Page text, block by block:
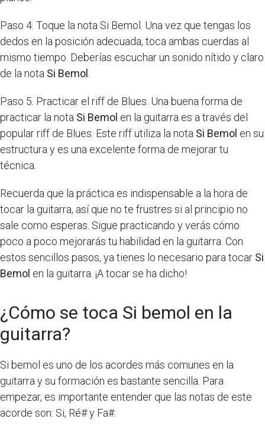
Paso 4. Toque la nota Si Bemol. Una vez que tengas los
dedos en la posición adecuada, toca ambas cuerdas al
mismo tiempo. Deberías escuchar un sonido nítido y claro
de la nota Si Bemol .
Paso 5. Practicar el riff de Blues. Una buena forma de
practicar la nota Si Bemol en la guitarra es a través del
popular riff de Blues. Este riff utiliza la nota Si Bemol en su
estructura y es una excelente forma de mejorar tu
técnica.
Recuerda que la práctica es indispensable a la hora de
tocar la guitarra, así que no te frustres si al principio no
sale como esperas. Sigue practicando y verás cómo
poco a poco mejorarás tu habilidad en la guitarra. Con
estos sencillos pasos, ya tienes lo necesario para tocar Si
Bemol en la guitarra. ¡A tocar se ha dicho!
¿Cómo se toca Si bemol en la
guitarra?
Si bemol es uno de los acordes más comunes en la
guitarra y su formación es bastante sencilla. Para
empezar, es importante entender que las notas de este
acorde son: Si, Ré# y Fa#.